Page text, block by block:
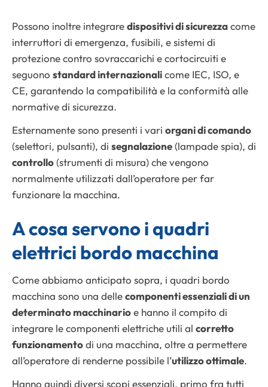
Possono inoltre integraredispositivi di sicurezzacome
interruttori di emergenza, fusibili, e sistemi di
protezione contro sovraccarichi e cortocircuiti e
seguono standard internazionalicome IEC, ISO, e
CE, garantendo la compatibilità e la conformità alle
normative di sicurezza.
Esternamente sono presenti i vari organi di comando
(selettori, pulsanti), di segnalazione(lampade spia), di
controllo(strumenti di misura) che vengono
normalmente utilizzati dall’operatore per far
funzionare la macchina.
A cosa servono i quadri
elettrici bordo macchina
Come abbiamo anticipato sopra, i quadri bordo
macchina sono una dellecomponenti essenziali di un
determinato macchinarioe hanno il compito di
integrare le componenti elettriche utili al corretto
funzionamentodi una macchina, oltre a permettere
all’operatore di renderne possibile l’utilizzo ottimale.
Hanno quindi diversi scopi essenziali, primo fra tutti